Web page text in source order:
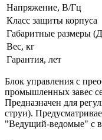
Напряжение, В/Гц
Класс защиты корпуса
Габаритные размеры
Вес, кг
Гарантия, лет
Блок управления с
промышленных завес
Предназначен для
струи).
"Ведущий-ведомые" с